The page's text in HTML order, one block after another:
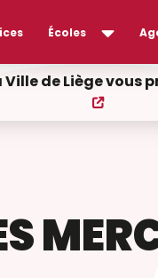
Écoles
de Liège